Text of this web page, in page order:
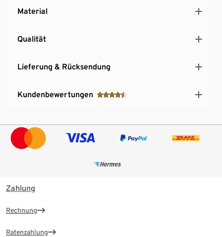
Material
Qualität
Lieferung & Rücksendung
Kundenbewertungen
Zahlung
Rechnung
Ratenzahlung